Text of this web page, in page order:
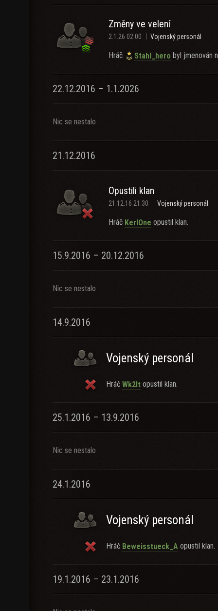
Změny ve velení
2.1.26 02:00 Vojenský personál
Hráč Stahl_hero byl jmenován
22.12.2016 – 1.1.2026
Nic se nestalo
21.12.2016
Opustili klan
21.12.16 21:30 Vojenský personál
Hráč KerlOne opustil klan.
15.9.2016 – 20.12.2016
Nic se nestalo
14.9.2016
Vojenský personál
Hráč Wk2lt opustil klan.
25.1.2016 – 13.9.2016
Nic se nestalo
24.1.2016
Vojenský personál
Hráč Beweisstueck_A opustil klan.
19.1.2016 – 23.1.2016